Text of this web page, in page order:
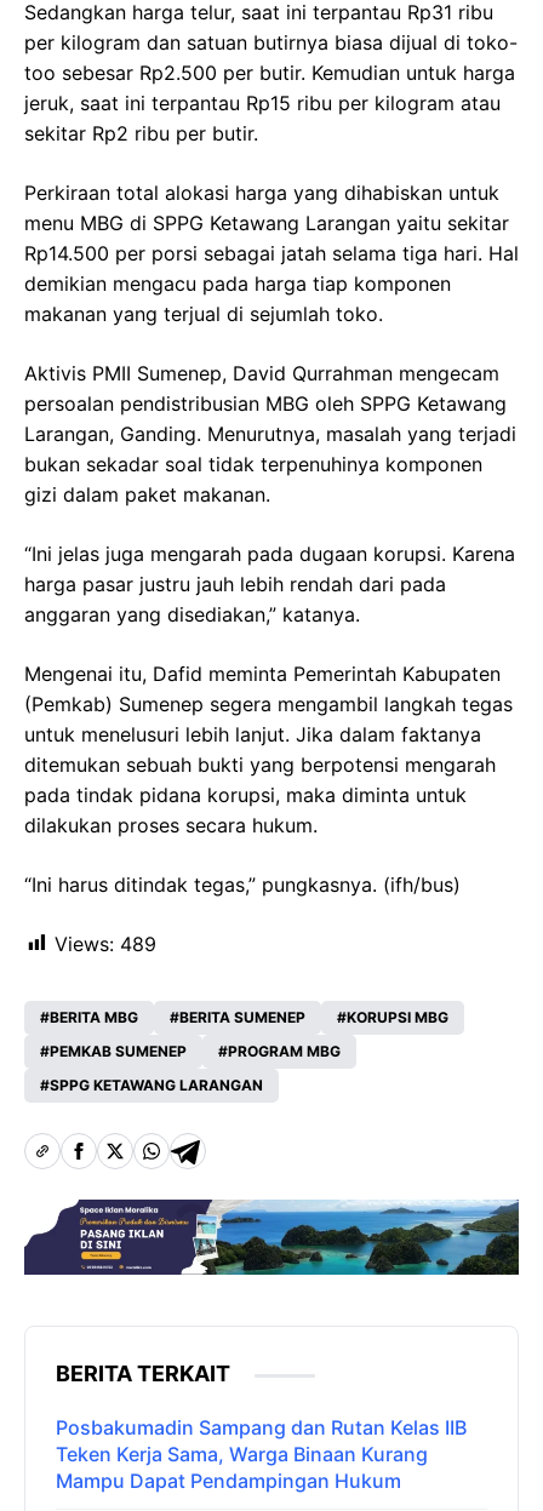
Sedangkan harga telur, saat ini terpantau Rp31 ribu
per kilogram dan satuan butirnya biasa dijual di toko-
too sebesar Rp2.500 per butir. Kemudian untuk harga
jeruk, saat ini terpantau Rp15 ribu per kilogram atau
sekitar Rp2 ribu per butir.
Perkiraan total alokasi harga yang dihabiskan untuk
menu MBG di SPPG Ketawang Larangan yaitu sekitar
Rp14.500 per porsi sebagai jatah selama tiga hari. Hal
demikian mengacu pada harga tiap komponen
makanan yang terjual di sejumlah toko.
Aktivis PMII Sumenep, David Qurrahman mengecam
persoalan pendistribusian MBG oleh SPPG Ketawang
Larangan, Ganding. Menurutnya, masalah yang terjadi
bukan sekadar soal tidak terpenuhinya komponen
gizi dalam paket makanan.
“Ini jelas juga mengarah pada dugaan korupsi. Karena
harga pasar justru jauh lebih rendah dari pada
anggaran yang disediakan,” katanya.
Mengenai itu, Dafid meminta Pemerintah Kabupaten
(Pemkab) Sumenep segera mengambil langkah tegas
untuk menelusuri lebih lanjut. Jika dalam faktanya
ditemukan sebuah bukti yang berpotensi mengarah
pada tindak pidana korupsi, maka diminta untuk
dilakukan proses secara hukum.
“Ini harus ditindak tegas,” pungkasnya. (ifh/bus)
Views: 489
BERITA MBG BERITA SUMENEP
KORUPSI MBG
PEMKAB SUMENEP
PROGRAM MBG
SPPG KETAWANG LARANGAN
BERITA TERKAIT
Posbakumadin Sampang dan Rutan Kelas IIB
Teken Kerja Sama, Warga Binaan Kurang
Mampu Dapat Pendampingan Hukum